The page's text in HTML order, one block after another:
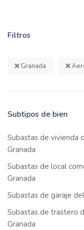
Filtros
Granada
Subtipos de bien
Subastas de vivienda
Granada
Subastas de local
Granada
Subastas de garaje
Subastas de trastero
Granada